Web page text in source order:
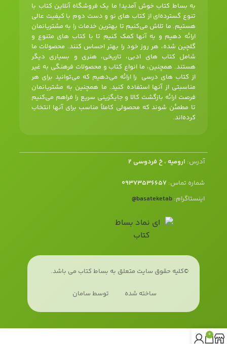
به بساط کتاب خوش آمدید! ما یک فروشگاه آنلاین کتاب با
تنوع گسترده‌ای از کتاب های نو و دست دوم با کیفیت عالی
هستیم. ما تلاش می‌کنیم تا بهترین خدمات را به مشتریانمان
ارائه دهیم و به آنها کمک کنیم تا با کتاب های متنوع و
گلچین شده، هر روز خود را بهتر احساس کنند. محصولات ما
شامل کتاب های ادبی، تاریخی، هنری و بسیاری دیگر
هستند. همچنین، ما انواع کتاب و محصولات فرهنگی به غیر
از کتاب های درسی را ارائه می‌دهیم که می‌توانید برای هر
مناسبتی از آنها استفاده کنید. ما همچنین به مشتریانمان
فرصت ارائه بازگشت کالا و جایگزینی سریع را فراهم می‌کنیم
تا مطمئن شوند که محصولی کاملاً مناسب برای آنها انتخاب
کرده‌اند.
آدرس: ارومیه ، خ فردوسی 2
شماره تماس: 09373536657
اینستاگرام: basateketab
@
©کلیه حقوق سایت متعلق به بساط کتاب می باشد.
ساخته شده توسط سامان
0